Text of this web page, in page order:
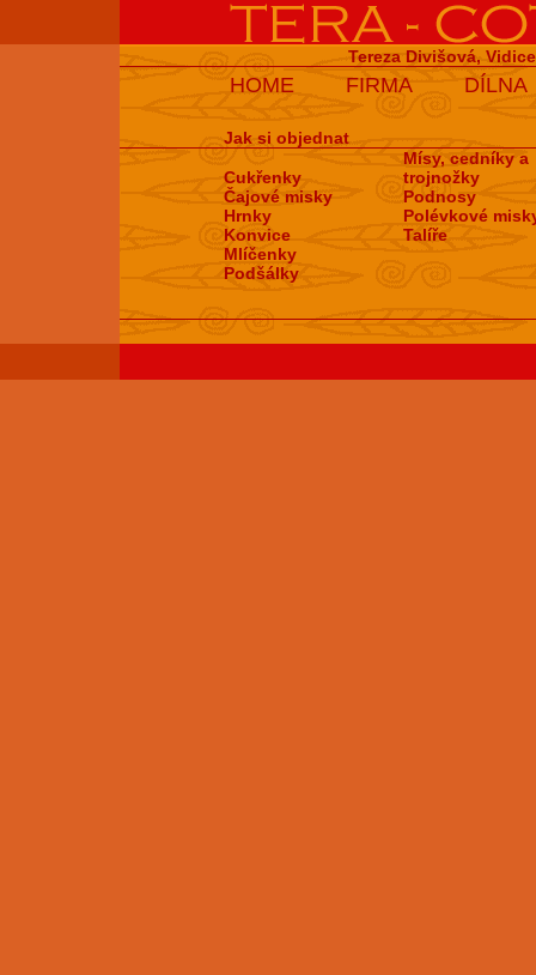
Tereza Divišová,
HOME FIRMA DÍLNA
Jak si objednat
Cukřenky
Čajové misky
Hrnky
Konvice
Mlíčenky
Podšálky
Mísy, cedníky a
trojnožky
Podnosy
Polévkové
Talíře